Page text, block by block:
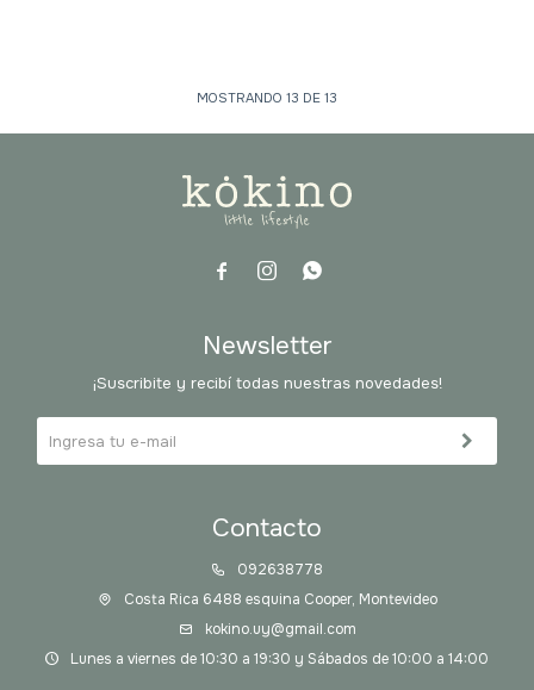
MOSTRANDO 13 DE 13
  
Contacto
092638778
Costa Rica 6488 esquina Cooper, Montevideo
kokino.uy@gmail.com
Lunes a viernes de 10:30 a 19:30 y Sábados de 10:00 a 14:00
Newsletter
¡Suscribite y recibí todas nuestras novedades!